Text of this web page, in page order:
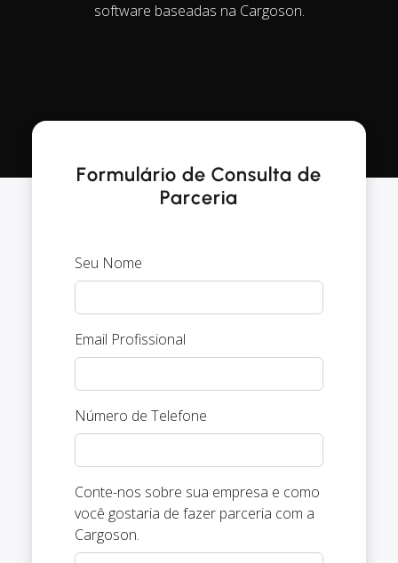
software baseadas na Cargoson.
Formulário de Consulta de
Parceria
Seu Nome
Email Profissional
Número de Telefone
Conte-nos sobre sua empresa e como
você gostaria de fazer parceria com a
Cargoson.